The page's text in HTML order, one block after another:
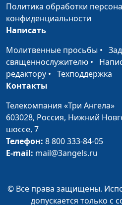
Политика обработки
конфиденциальности
Написать
Молитвенные просьбы •
священнослужителю •
редактору • Техподдержка
Контакты
Телекомпания «Три Ангела»
603028, Россия, Нижний
шоссе, 7
Телефон: 8 800 333-84-05
E-mail: mail@3angels.ru
© Все права защищены.
допускается только с